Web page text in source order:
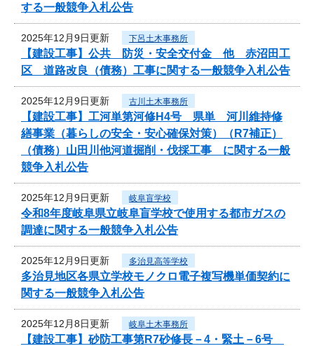
する一般競争入札公告
2025年12月9日更新 下呂土木事務所
【建設工事】公共 防災・安全交付金 他 赤沼田工
区 道路改良（債務）工事に関する一般競争入札公告
2025年12月9日更新 古川土木事務所
【建設工事】工河単第河修H4号 県単 河川維持修
繕事業（暮らしの安全・安心確保対策）（R7補正）
（債務）山田川他河道掘削・伐採工事 に関する一般
競争入札公告
2025年12月9日更新 岐阜盲学校
令和8年度岐阜県立岐阜盲学校で使用する都市ガスの
調達に関する一般競争入札公告
2025年12月9日更新 多治見高等学校
多治見地区各県立学校モノクロ電子複写機単価契約に
関する一般競争入札公告
2025年12月8日更新 岐阜土木事務所
【建設工事】砂防工事第R7砂修長－4・緊土－6号